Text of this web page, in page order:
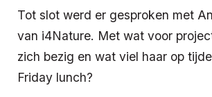
Tot slot werd er gesproken met
van i4Nature. Met wat voor
zich bezig en wat viel haar op
Friday lunch?